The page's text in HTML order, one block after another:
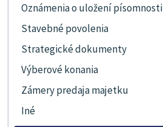
Oznámenia o uložení písomnosti
Stavebné povolenia
Strategické dokumenty
Výberové konania
Zámery predaja majetku
Iné